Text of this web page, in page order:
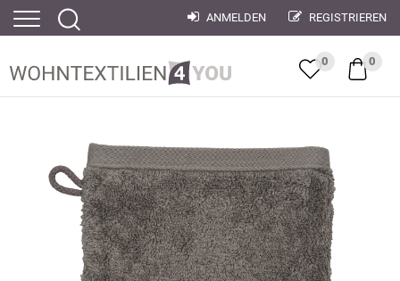
ANMELDEN REGISTRIEREN
0 0